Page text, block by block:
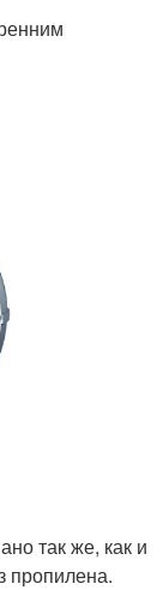
так же, как и
пропилена.